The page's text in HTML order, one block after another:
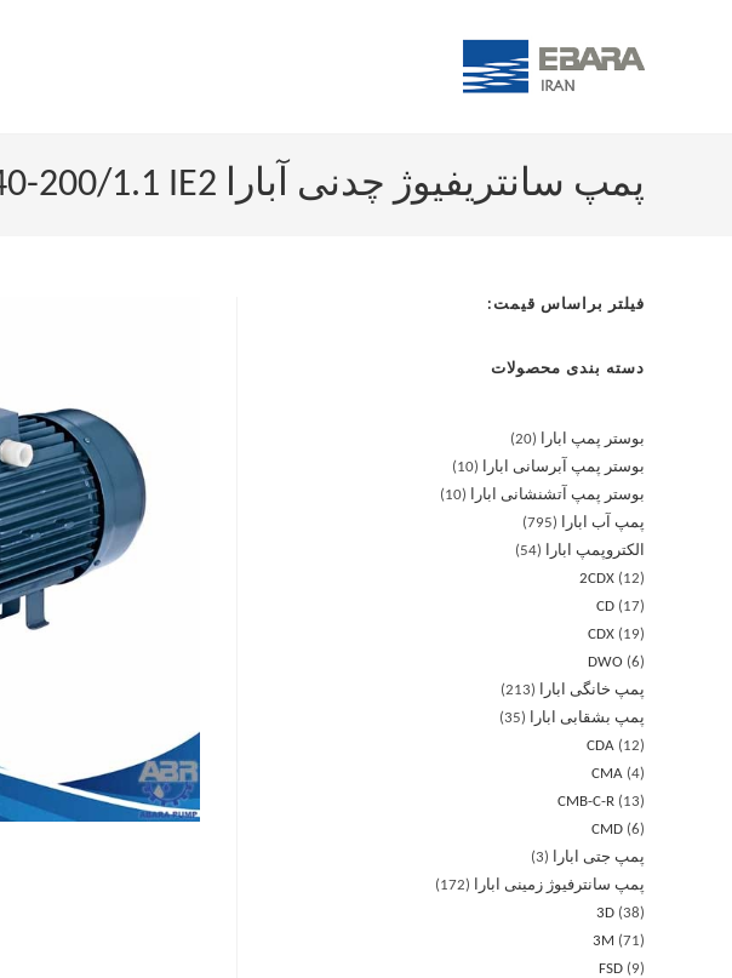
پمپ سانتریفیوژ چدنی آبارا MMD4 40-200/1.1 IE2
فیلتر براساس قیمت:
دسته بندی محصولات
بوستر پمپ ابارا
20
بوستر پمپ آبرسانی ابارا
10
بوستر پمپ آتشنشانی ابارا
10
پمپ آب ابارا
795
الکتروپمپ ابارا
54
2CDX
12
CD
17
CDX
19
DWO
6
پمپ خانگی ابارا
213
پمپ بشقابی ابارا
35
CDA
12
CMA 4
CMB-C-R
13
CMD 6
پمپ جتی ابارا
3
پمپ سانترفیوژ زمینی ابارا
172
3D 38
3M
71
FSD
9